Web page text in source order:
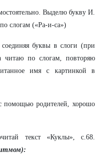
Выделю букву И.
слогам («Ра-и-са»)
буквы в слоги (при
читаю по слогам, повторяю
имя с картинкой в
помощью родителей, хорошо
текст «Куклы», с.68.